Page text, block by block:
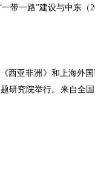
带一路”建设与中东（
西亚非洲》和上海外
研究院举行。来自全